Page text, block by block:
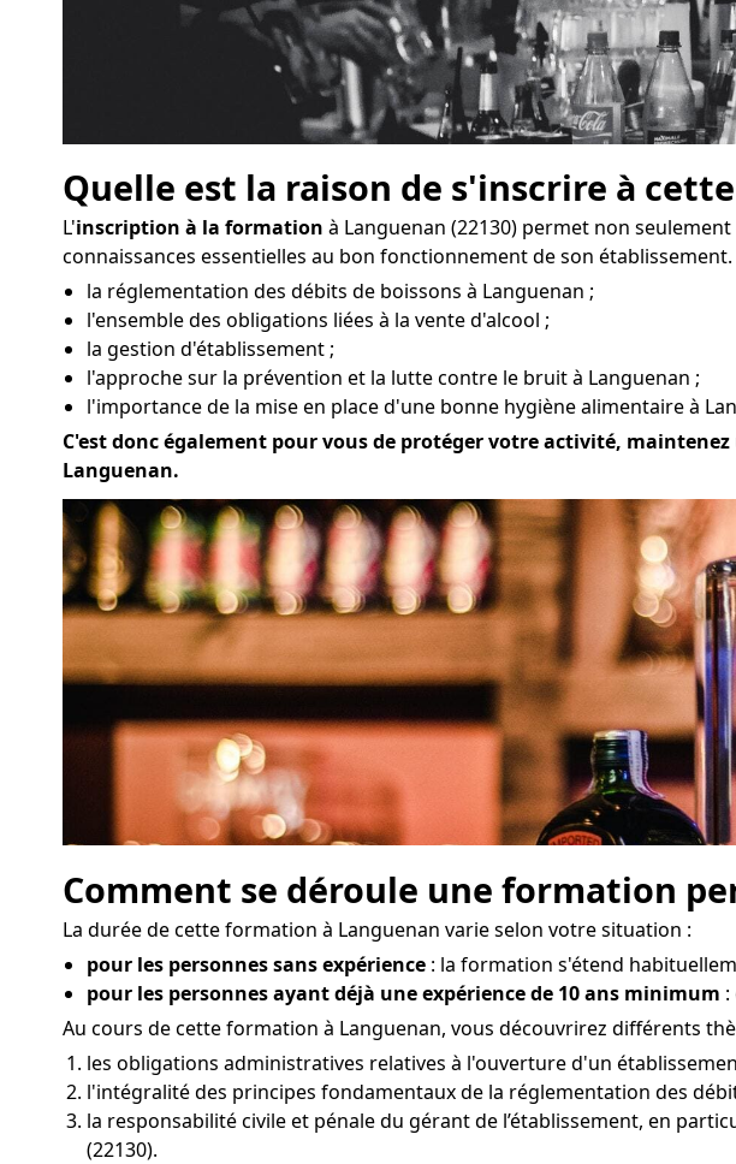
Quelle est la raison de s'inscrire à
L'inscription à la formation à Languenan (22130) permet non
connaissances essentielles au bon fonctionnement de son
la réglementation des débits de boissons à Languenan ;
l'ensemble des obligations liées à la vente d'alcool ;
la gestion d'établissement ;
l'approche sur la prévention et la lutte contre le bruit à Languenan ;
l'importance de la mise en place d'une bonne hygiène alimentaire à
C'est donc également pour vous de protéger votre activité,
Languenan.
Comment se déroule une formation
La durée de cette formation à Languenan varie selon votre situation :
pour les personnes sans expérience : la formation s'étend
pour les personnes ayant déjà une expérience de 10 ans minimum
Au cours de cette formation à Languenan, vous découvrirez différents
les obligations administratives relatives à l'ouverture d'un
l'intégralité des principes fondamentaux de la réglementation des
la responsabilité civile et pénale du gérant de l’établissement, en
(22130).